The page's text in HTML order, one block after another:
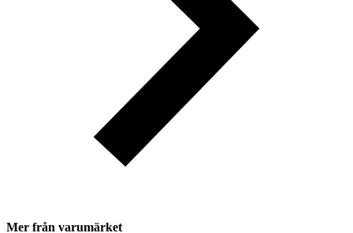
Mer från varumärket